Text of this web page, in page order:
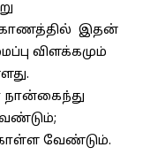
கோணத்தில் இதன்
விளக்கமும்
நான்கைந்து
வேண்டும்.